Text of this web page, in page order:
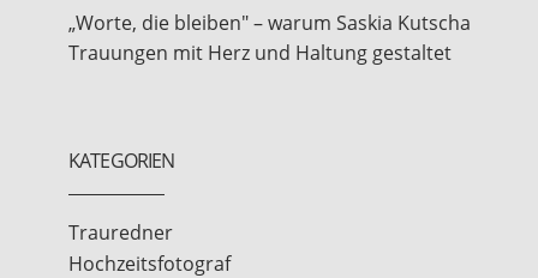
„Worte, die bleiben" – warum Saskia Kutscha
Trauungen mit Herz und Haltung gestaltet
KATEGORIEN
Trauredner
Hochzeitsfotograf